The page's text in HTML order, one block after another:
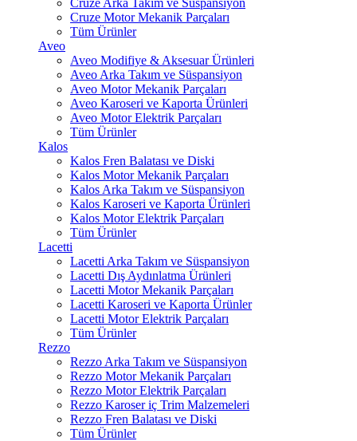
Cruze Arka Takım ve Süspansiyon
Cruze Motor Mekanik Parçaları
Tüm Ürünler
Aveo
Aveo Modifiye & Aksesuar Ürünleri
Aveo Arka Takım ve Süspansiyon
Aveo Motor Mekanik Parçaları
Aveo Karoseri ve Kaporta Ürünleri
Aveo Motor Elektrik Parçaları
Tüm Ürünler
Kalos
Kalos Fren Balatası ve Diski
Kalos Motor Mekanik Parçaları
Kalos Arka Takım ve Süspansiyon
Kalos Karoseri ve Kaporta Ürünleri
Kalos Motor Elektrik Parçaları
Tüm Ürünler
Lacetti
Lacetti Arka Takım ve Süspansiyon
Lacetti Dış Aydınlatma Ürünleri
Lacetti Motor Mekanik Parçaları
Lacetti Karoseri ve Kaporta Ürünler
Lacetti Motor Elektrik Parçaları
Tüm Ürünler
Rezzo
Rezzo Arka Takım ve Süspansiyon
Rezzo Motor Mekanik Parçaları
Rezzo Motor Elektrik Parçaları
Rezzo Karoser iç Trim Malzemeleri
Rezzo Fren Balatası ve Diski
Tüm Ürünler